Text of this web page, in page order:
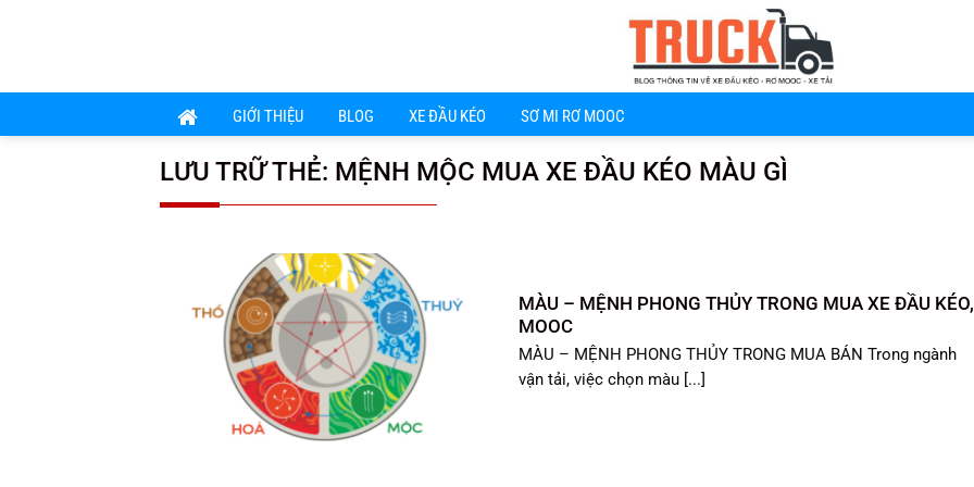
dung
GIỚI THIỆU BLOG XE ĐẦU KÉO SƠ MI RƠ MOOC
LƯU TRỮ THẺ: MỆNH MỘC MUA XE ĐẦU KÉO MÀU GÌ
MÀU – MỆNH PHONG THỦY TRONG MUA XE ĐẦU KÉO,
MOOC
MÀU – MỆNH PHONG THỦY TRONG MUA BÁN Trong ngành
vận tải, việc chọn màu [...]